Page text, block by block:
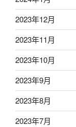
2023年12月
2023年11月
2023年10月
2023年9月
2023年8月
2023年7月